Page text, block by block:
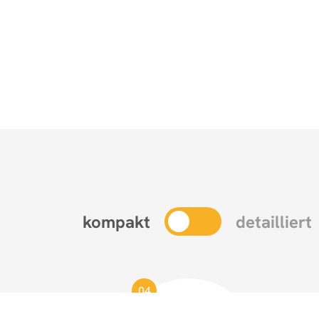
kompakt detailliert
04